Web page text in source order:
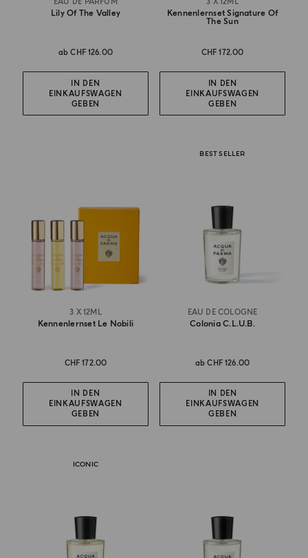
EAU DE PARFUM
Lily Of The Valley
abCHF 126.00
IN DEN
EINKAUFSWAGEN
GEBEN
3 X 12ML
Kennenlernset Signature Of
The Sun
CHF 172.00
IN DEN
EINKAUFSWAGEN
GEBEN
3 X 12ML
Kennenlernset Le Nobili
CHF 172.00
IN DEN
EINKAUFSWAGEN
GEBEN
BEST SELLER
EAU DE COLOGNE
Colonia C.l.u.b.
abCHF 126.00
IN DEN
EINKAUFSWAGEN
GEBEN
ICONIC